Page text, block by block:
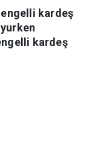
engelli kardeş
kardeş